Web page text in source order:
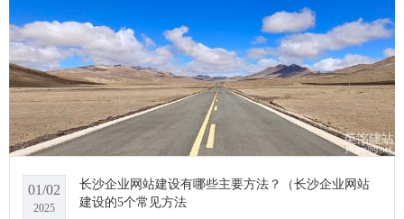
01/02
2025
长沙企业网站建设有哪些主要方法？（长沙企业网站
建设的5个常见方法